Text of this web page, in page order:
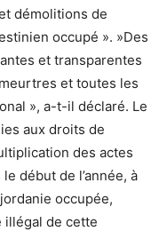
démolitions de
occupé ». »Des
et transparentes
et toutes les
», a-t-il déclaré. Le
aux droits de
des actes
début de l’année, à
occupée,
illégal de cette